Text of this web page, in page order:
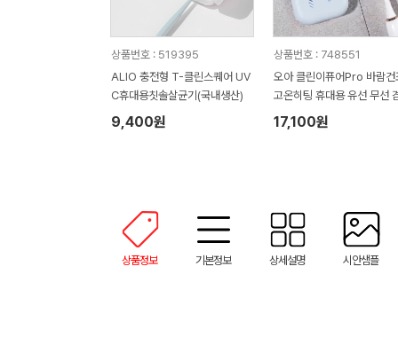
상품번호 : 519395
ALIO 충전형 T-클린스퀘어 UV
C휴대용칫솔살균기(국내생산)
9,400원
상품번호 : 748551
오아 클린이퓨어Pro 바람건
고온히팅 휴대용 유선 무선
칫솔살균기
17,100원
상품정보 기본정보 상세설명 시안샘플